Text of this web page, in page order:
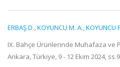
ERBAŞ D.,KOYUNCU M. A.,KOYUNCU
IX. Bahçe Ürünlerinde Muhafaza ve
Ankara, Türkiye, 9 - 12 Ekim 2024,